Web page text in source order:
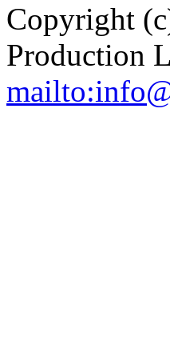
Copyright
Production